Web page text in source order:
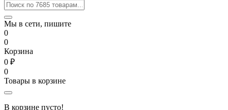
Мы в сети, пишите
0
0
Корзина
0 ₽
0
Товары в корзине
В корзине пусто!